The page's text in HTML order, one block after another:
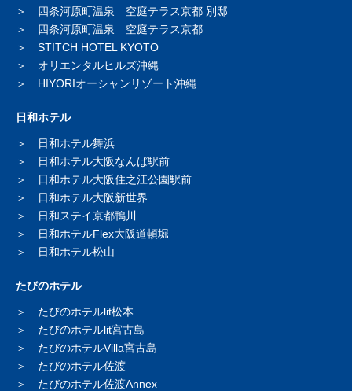
四条河原町温泉 空庭テラス京都 別邸
四条河原町温泉 空庭テラス京都
STITCH HOTEL KYOTO
オリエンタルヒルズ沖縄
HIYORIオーシャンリゾート沖縄
日和ホテル
日和ホテル舞浜
日和ホテル大阪なんば駅前
日和ホテル大阪住之江公園駅前
日和ホテル大阪新世界
日和ステイ京都鴨川
日和ホテルFlex大阪道頓堀
日和ホテル松山
たびのホテル
たびのホテルlit松本
たびのホテルlit宮古島
たびのホテルVilla宮古島
たびのホテル佐渡
たびのホテル佐渡Annex